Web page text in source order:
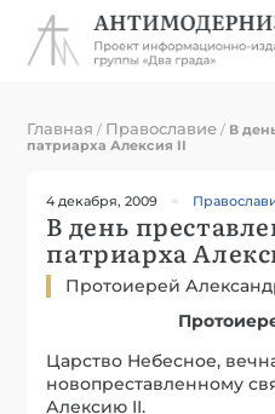
Главная / Православие / В
патриарха Алексия II
4 декабря, 2009
В день
патриарха
Протоиерей
Царство Небесное,
новопреставленному
Алексию II.